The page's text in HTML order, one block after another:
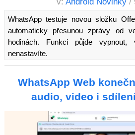
WhatsApp testuje novou složku
automaticky přesunou zprávy od
hodinách. Funkci půjde
nenastavíte.
WhatsApp Web
audio, video i